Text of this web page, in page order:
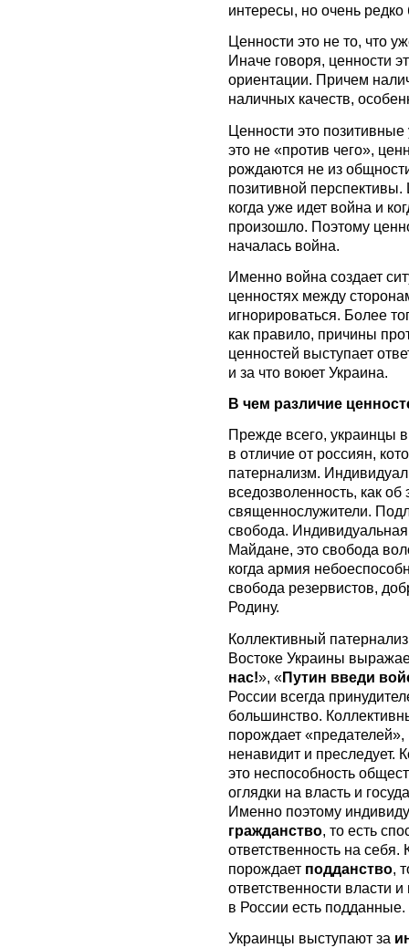
интересы, но очень
Ценности это не то, что
Иначе говоря, ценности
ориентации. Причем
наличных качеств,
Ценности это
это не «против чего»,
рождаются не из
позитивной перспективы.
когда уже идет война и
произошло. Поэтому
началась война.
Именно война создает
ценностях между
игнорироваться. Более
как правило, причины
ценностей выступает
и за что воюет Украина.
В чем различие
Прежде всего, украинцы
в отличие от россиян,
патернализм.
вседозволенность, как об
священнослужители.
свобода.
Майдане, это свобода
когда армия
свобода резервистов,
Родину.
Коллективный
Востоке Украины
нас!», «Путин введи
России всегда
большинство.
порождает
ненавидит и преследует.
это неспособность
оглядки на власть и
Именно поэтому
гражданство, то есть
ответственность на
порождает подданство,
ответственности власти
в России есть подданные.
Украинцы выступают за